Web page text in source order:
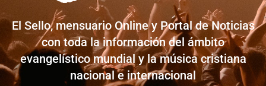
El Sello, mensuario Online y Portal de Noticias
con toda la información del ámbito
evangelístico mundial y la música cristiana
nacional e internacional